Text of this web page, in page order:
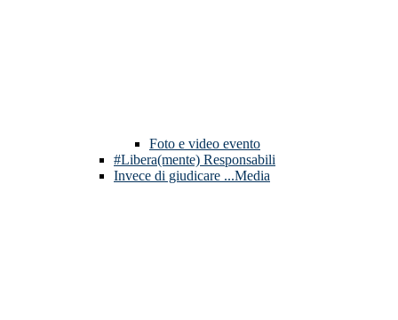
Foto e video evento
#Libera(mente) Responsabili
Invece di giudicare ...Media